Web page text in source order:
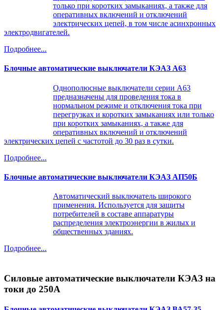
только при коротких замыканиях, а также для
оперативных включений и отключений
электрических цепей, в том числе асинхронных
электродвигателей.
Подробнее...
Блочные автоматические выключатели КЭАЗ А63
Однополюсные выключатели серии А63
предназначены для проведения тока в
нормальном режиме и отключения тока при
перегрузках и коротких замыканиях или только
при коротких замыканиях, а также для
оперативных включений и отключений
электрических цепей с частотой до 30 раз в сутки.
Подробнее...
Блочные автоматические выключатели КЭАЗ АП50Б
Автоматический выключатель широкого
применения. Используется для защиты
потребителей в составе аппаратуры
распределения электроэнергии в жилых и
общественных зданиях.
Подробнее...
Силовые автоматические выключатели КЭАЗ на
токи до 250А